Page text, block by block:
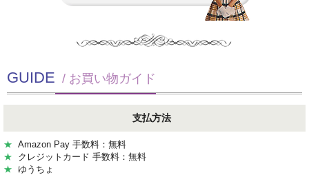
GUIDE / お買い物ガイド
支払方法
★ Amazon Pay 手数料：無料
★ クレジットカード 手数料：無料
★ ゆうちょ